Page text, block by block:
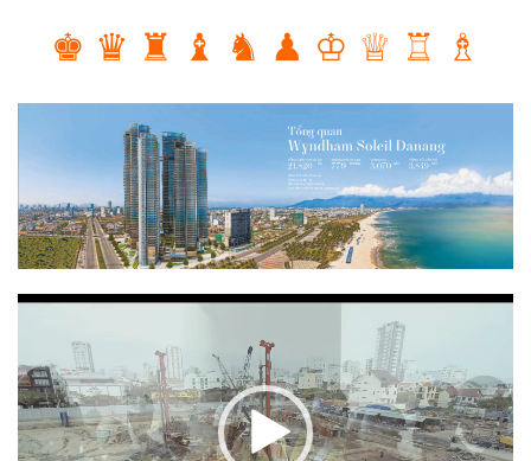
♚ ♛ ♜ ♝ ♞ ♟ ♔ ♕ ♖ ♗
Trình
Video